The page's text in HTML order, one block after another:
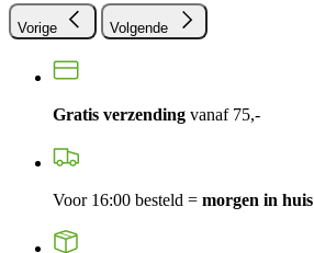
Vorige Volgende
Gratis verzending vanaf 75,-
Voor 16:00 besteld = morgen in huis